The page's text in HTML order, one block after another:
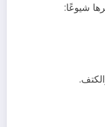
شيوعًا: